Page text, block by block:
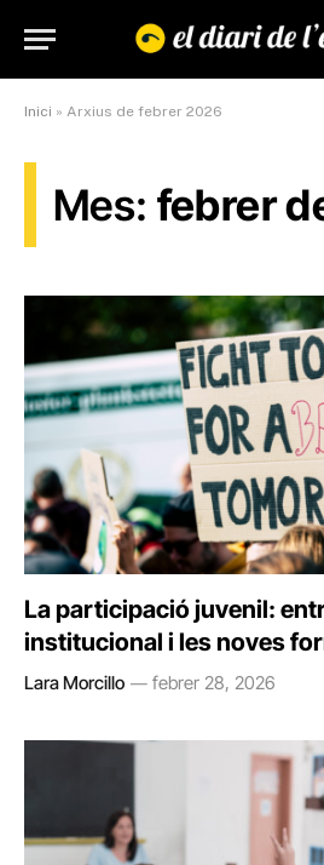
Inici » Arxius de febrer 2026
Mes: febrer
La participació juvenil:
institucional i les noves
Lara Morcillo febrer 28, 2026